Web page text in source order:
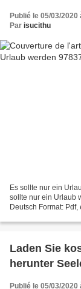
Publié le 05/03/2020
Par isucithu
Es sollte nur ein
sollte nur ein Urlaub
Deutsch Format:
Laden Sie
herunter
Publié le 05/03/2020